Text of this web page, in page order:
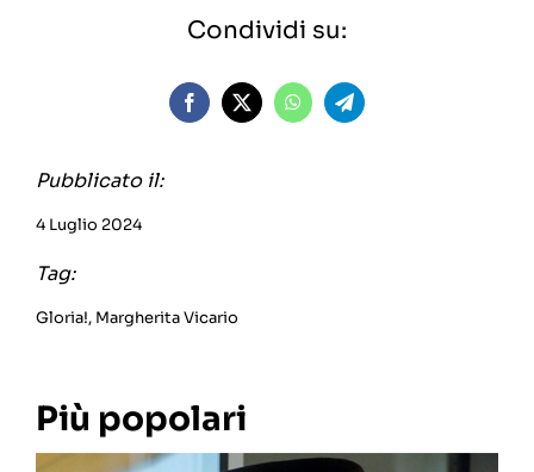
Condividi su:
Pubblicato il:
4 Luglio 2024
Tag:
Gloria!, Margherita Vicario
Più popolari